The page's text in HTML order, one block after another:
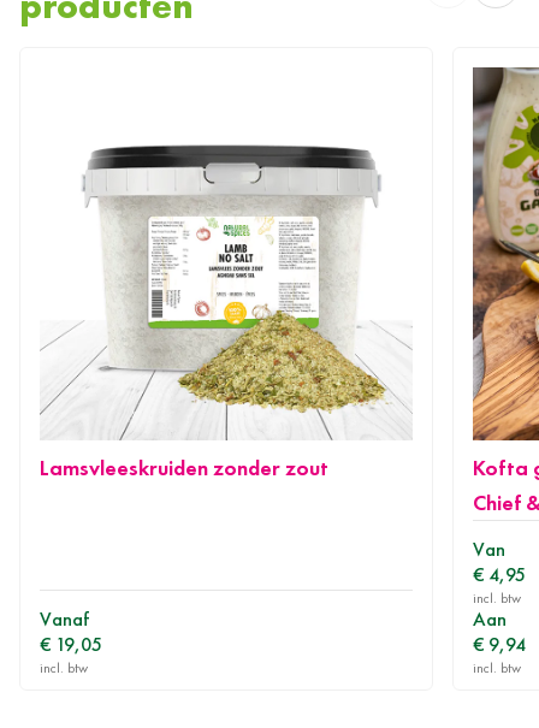
Lamsvleeskruiden zonder zout
Vanaf
€ 19,05
Kofta
Chief
Van
€ 4,95
Aan
€ 9,94